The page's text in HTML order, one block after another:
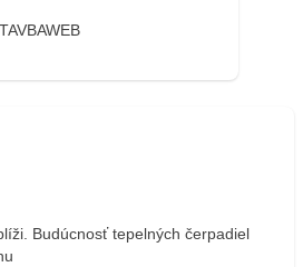
Budúcnosť tepelných čerpadiel